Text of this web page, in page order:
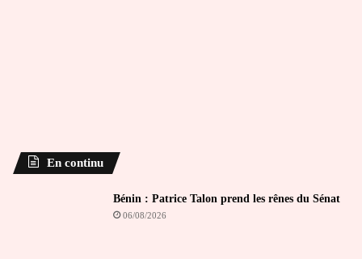
En continu
Bénin : Patrice Talon prend les rênes du Sénat
06/08/2026